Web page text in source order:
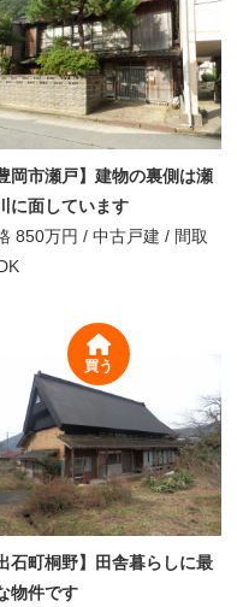
豊岡市瀬戸】建物の裏側は瀬
に面しています
850万円 / 中古戸建 / 間取
出石町桐野】田舎暮らしに最
物件です
買う